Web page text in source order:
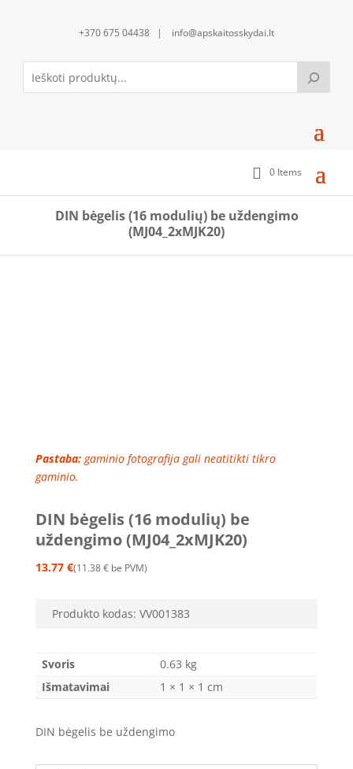
+370 675 04438 | info@apskaitosskydai.lt
0 Items
DIN bėgelis (16 modulių) be uždengimo
(MJ04_2xMJK20)
Pastaba:gaminio fotografija gali neatitikti tikro
gaminio.
DIN bėgelis (16 modulių) be
uždengimo (MJ04_2xMJK20)
13.77 € 11.38€ be PVM
Produkto kodas: VV001383
Svoris
0.63 kg
Išmatavimai
1 × 1 × 1 cm
DIN bėgelis be uždengimo